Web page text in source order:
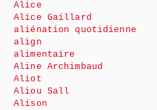
Alice
Alice Gaillard
aliénation quotidienne
align
alimentaire
Aline Archimbaud
Aliot
Aliou Sall
Alison